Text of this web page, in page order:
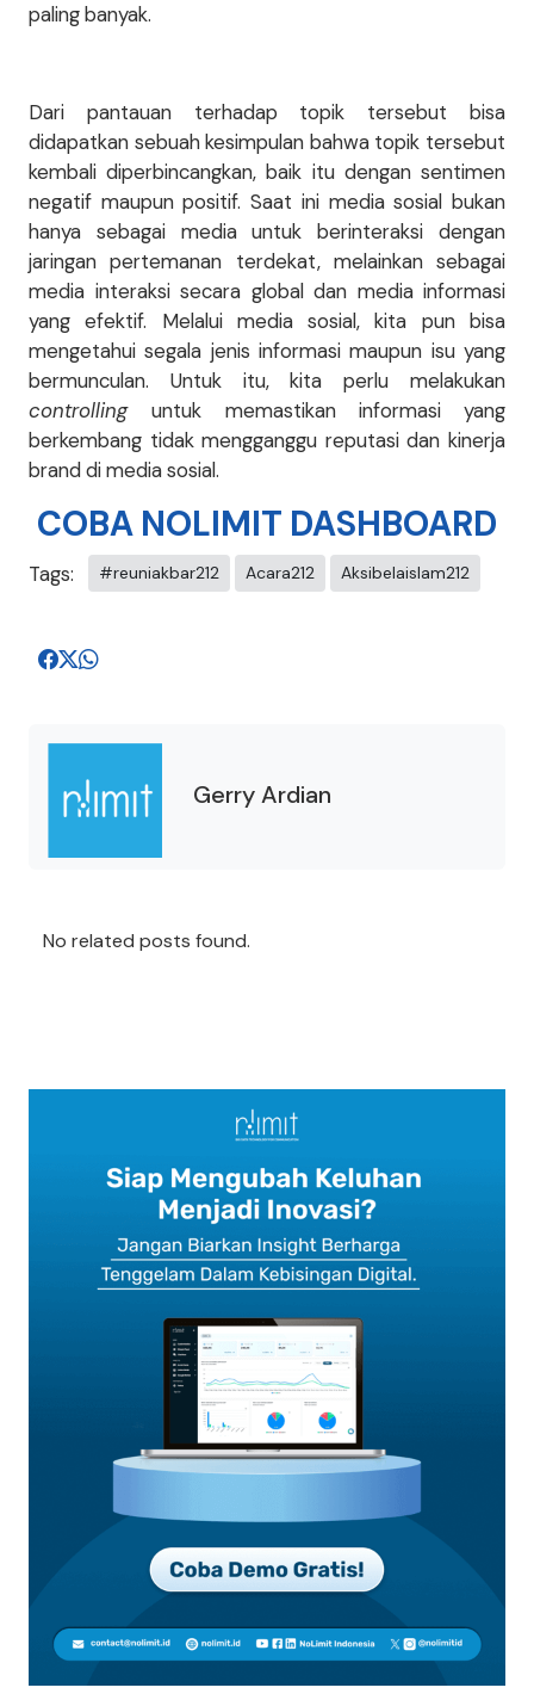
paling banyak.
Dari pantauan terhadap topik tersebut bisa
didapatkan sebuah kesimpulan bahwa topik tersebut
kembali diperbincangkan, baik itu dengan sentimen
negatif maupun positif. Saat ini media sosial bukan
hanya sebagai media untuk berinteraksi dengan
jaringan pertemanan terdekat, melainkan sebagai
media interaksi secara global dan media informasi
yang efektif. Melalui media sosial, kita pun bisa
mengetahui segala jenis informasi maupun isu yang
bermunculan. Untuk itu, kita perlu melakukan
controllinguntuk memastikan informasi yang
berkembang tidak mengganggu reputasi dan kinerja
brand di media sosial.
COBA NOLIMIT DASHBOARD
Tags: #reuniakbar212 Acara212 Aksibelaislam212
Gerry Ardian
No related posts found.